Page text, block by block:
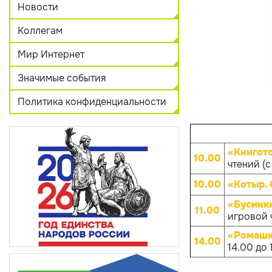
Новости
Коллегам
Мир Интернет
Значимые события
Политика конфиденциальности
10.00 чтений
10.00 «Котыр.
11.00
игровой
14.00 14.00 до